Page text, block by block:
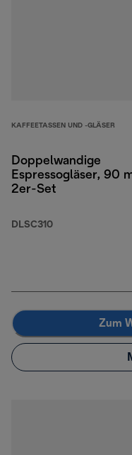
KAFFEETASSEN UND -GLÄSER
Doppelwandige
Espressogläser, 90
2er-Set
DLSC310
Zum